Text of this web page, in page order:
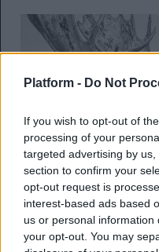
Platform - Do Not
If you wish to opt-out of
processing of your
targeted advertising by
section to confirm your
opt-out request is
interest-based ads based
us or personal
your opt-out. You may
"Close Encounter" By